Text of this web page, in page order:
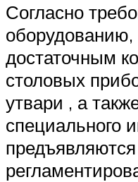
Согласно
достаточным
столовых
утвари , а
специального
предъявляются